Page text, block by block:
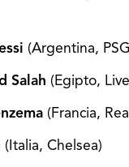
(Argentina,
Salah (Egipto,
(Francia,
(Italia, Chelsea)